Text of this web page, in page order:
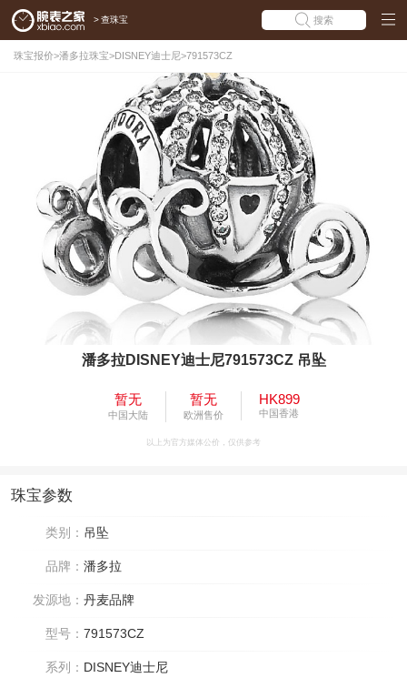
> 查珠宝 搜索
珠宝报价>潘多拉珠宝>DISNEY迪士尼>791573CZ
潘多拉DISNEY迪士尼791573CZ 吊坠
暂无
中国大陆
暂无
欧洲售价
HK899
中国香港
以上为官方媒体公价，仅供参考
珠宝参数
类别： 吊坠
品牌： 潘多拉
发源地： 丹麦品牌
型号： 791573CZ
系列： DISNEY迪士尼